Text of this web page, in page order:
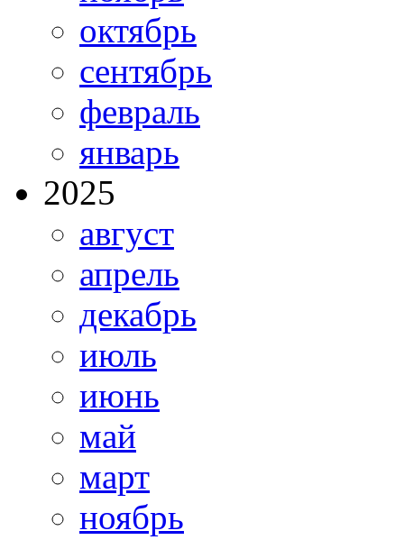
октябрь
сентябрь
февраль
январь
2025
август
апрель
декабрь
июль
июнь
май
март
ноябрь